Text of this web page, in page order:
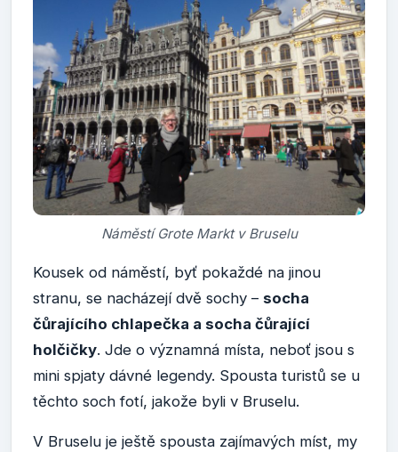
Náměstí Grote Markt v Bruselu
Kousek od náměstí, byť pokaždé na jinou
stranu, se nacházejí dvě sochy – socha
čůrajícího chlapečka a socha čůrající
holčičky. Jde o významná místa, neboť jsou s
mini spjaty dávné legendy. Spousta turistů se u
těchto soch fotí, jakože byli v Bruselu.
V Bruselu je ještě spousta zajímavých míst, my